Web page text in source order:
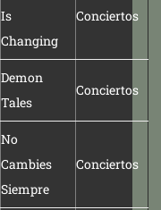
Is
Changing
Conciertos
Demon
Tales
Conciertos
No
Cambies
Siempre
Conciertos